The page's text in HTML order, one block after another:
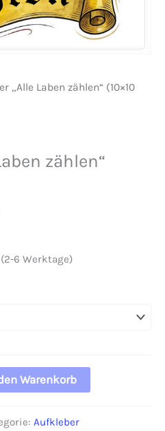
„Alle Laben zählen“ (10×10
zählen“
6 Werktage)
Warenkorb
Aufkleber